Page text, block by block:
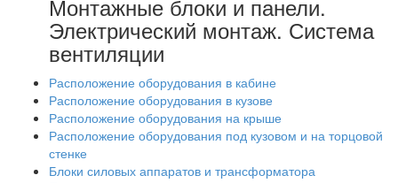
Монтажные блоки и панели.
Электрический монтаж. Система
вентиляции
Расположение оборудования в кабине
Расположение оборудования в кузове
Расположение оборудования на крыше
Расположение оборудования под кузовом и на торцовой
стенке
Блоки силовых аппаратов и трансформатора